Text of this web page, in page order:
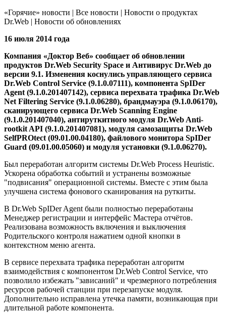
«Горячие» новости | Все новости | Новости о продуктах
Dr.Web | Новости об обновлениях
16 июля 2014 года
Компания «Доктор Веб» сообщает об обновлении
продуктов Dr.Web Security Space и Антивирус Dr.Web до
версии 9.1. Изменения коснулись управляющего сервиса
Dr.Web Control Service (9.1.0.07111), компонента SpIDer
Agent (9.1.0.201407142), сервиса перехвата трафика Dr.Web
Net Filtering Service (9.1.0.06280), брандмауэра (9.1.0.06170),
сканирующего сервиса Dr.Web Scanning Engine
(9.1.0.201407040), антируткитного модуля Dr.Web Anti-
rootkit API (9.1.0.201407081), модуля самозащиты Dr.Web
SelfPROtect (09.01.00.04180), файлового монитора SpIDer
Guard (09.01.00.05060) и модуля установки (9.1.0.06270).
Был переработан алгоритм системы Dr.Web Process Heuristic.
Ускорена обработка событий и устранены возможные
"подвисания" операционной системы. Вместе с этим была
улучшена система фонового сканирования на руткиты.
В Dr.Web SpIDer Agent были полностью переработаны
Менеджер регистрации и интерфейс Мастера отчётов.
Реализована возможность включения и выключения
Родительского контроля нажатием одной кнопки в
контекстном меню агента.
В сервисе перехвата трафика переработан алгоритм
взаимодействия с компонентом Dr.Web Control Service, что
позволило избежать "зависаний" и чрезмерного потребления
ресурсов рабочей станции при перезапуске модуля.
Дополнительно исправлена утечка памяти, возникающая при
длительной работе компонента.